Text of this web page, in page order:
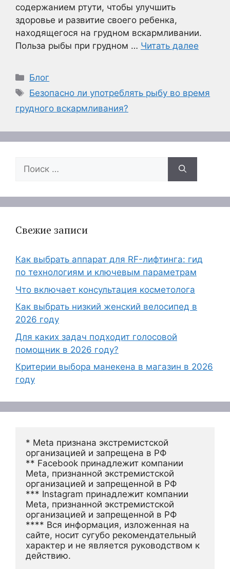
содержанием ртути, чтобы улучшить
здоровье и развитие своего ребенка,
находящегося на грудном вскармливании.
Польза рыбы при грудном … Читать далее
Рубрики
Блог
Метки
Безопасно ли употреблять рыбу во время
грудного вскармливания?
Поиск:
Свежие записи
Как выбрать аппарат для RF-лифтинга: гид
по технологиям и ключевым параметрам
Что включает консультация косметолога
Как выбрать низкий женский велосипед в
2026 году
Для каких задач подходит голосовой
помощник в 2026 году?
Критерии выбора манекена в магазин в 2026
году
* Meta признана экстремистской
организацией и запрещена в РФ
** Facebook принадлежит компании
Meta, признанной экстремистской
организацией и запрещенной в РФ
*** Instagram принадлежит компании
Meta, признанной экстремистской
организацией и запрещенной в РФ
**** Вся информация, изложенная на
сайте, носит сугубо рекомендательный
характер и не является руководством к
действию.